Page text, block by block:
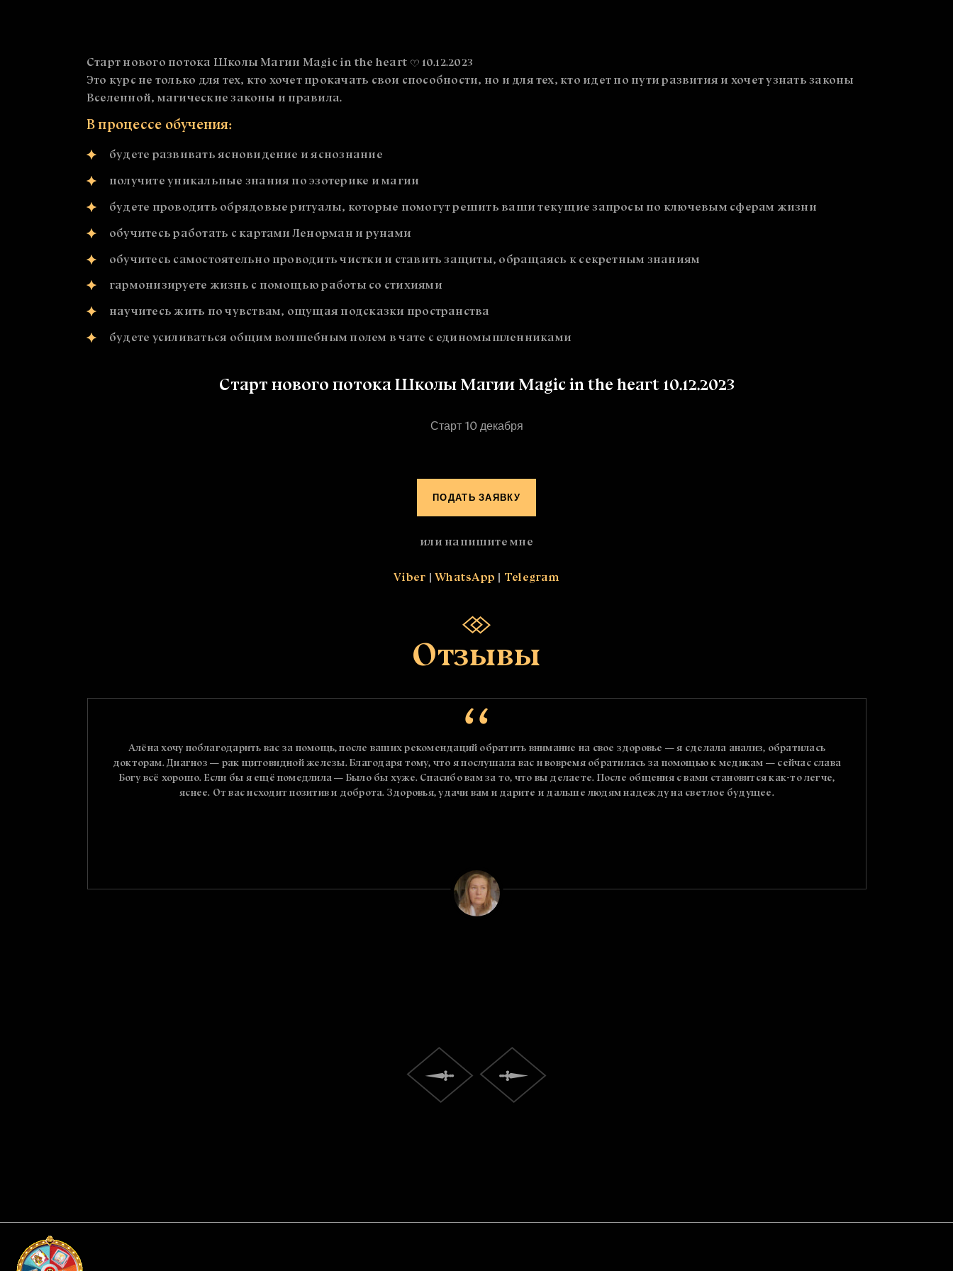
Старт нового потока Школы Магии Magic in the heart ♡ 10.12.2023
Это курс не только для тех, кто хочет прокачать свои способности, но и для тех, кто идет по пути развития и хочет узнать законы
Вселенной, магические законы и правила.
В процессе обучения:
будете развивать ясновидение и яснознание
получите уникальные знания по эзотерике и магии
будете проводить обрядовые ритуалы, которые помогут решить ваши текущие запросы по ключевым сферам жизни
обучитесь работать с картами Ленорман и рунами
обучитесь самостоятельно проводить чистки и ставить защиты, обращаясь к секретным знаниям
гармонизируете жизнь с помощью работы со стихиями
научитесь жить по чувствам, ощущая подсказки пространства
будете усиливаться общим волшебным полем в чате с единомышленниками
Старт нового потока Школы Магии Magic in the heart 10.12.2023
Старт 10 декабря
ПОДАТЬ ЗАЯВКУ
или напишите мне
Viber WhatsApp Telegram
Отзывы
Алёна хочу поблагодарить вас за помощь, после ваших рекомендаций обратить внимание на свое здоровье — я сделала анализ, обратилась
докторам. Диагноз — рак щитовидной железы. Благодаря тому, что я послушала вас и вовремя обратилась за помощью к медикам — сейчас слава
Богу всё хорошо. Если бы я ещё помедлила — Было бы хуже. Спасибо вам за то, что вы делаете. После общения с вами становится как-то легче,
яснее. От вас исходит позитив и доброта. Здоровья, удачи вам и дарите и дальше людям надежду на светлое будущее.